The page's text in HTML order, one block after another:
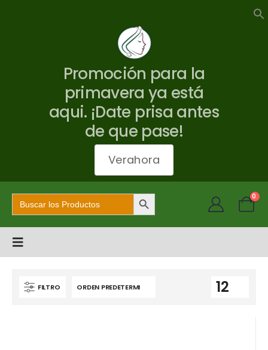
Promoción para la
primavera ya está
aqui. ¡Date prisa antes
de que pase!
Verahora
Buscar: Botón de búsqueda 0
FILTRO